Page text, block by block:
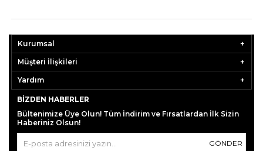
Kurumsal
Müşteri İlişkileri
Yardım
BIZDEN HABERLER
Bültenimize Üye Olun! Tüm İndirim ve Fırsatlardan İlk Sizin
Haberiniz Olsun!
GÖNDER